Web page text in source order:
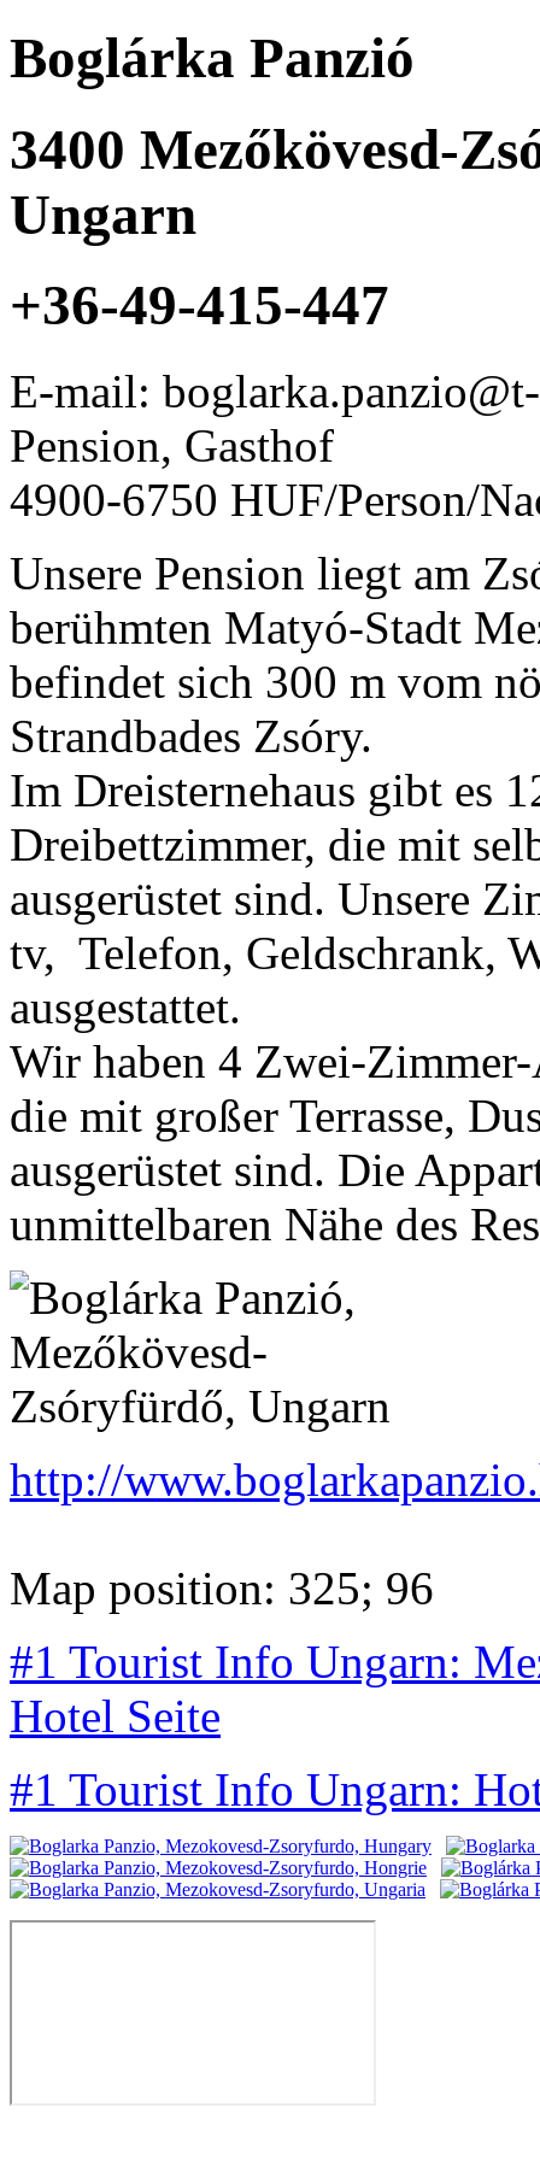
Boglárka Panzió
3400 Mezőkövesd-
Ungarn
+36-49-415-447
E-mail:
Pension, Gasthof
4900-6750 HUF/Person/
Unsere Pension liegt am
berühmten Matyó-Stadt
befindet sich 300 m vom
Strandbades Zsóry.
Im Dreisternehaus gibt es
Dreibettzimmer, die mit
ausgerüstet sind. Unsere
tv, Telefon, Geldschrank,
ausgestattet.
Wir haben 4 Zwei-
die mit großer Terrasse,
ausgerüstet sind. Die
unmittelbaren Nähe des
http://
Map position: 325; 96
#1 Tourist Info Ungarn:
Hotel Seite
#1 Tourist Info Ungarn: